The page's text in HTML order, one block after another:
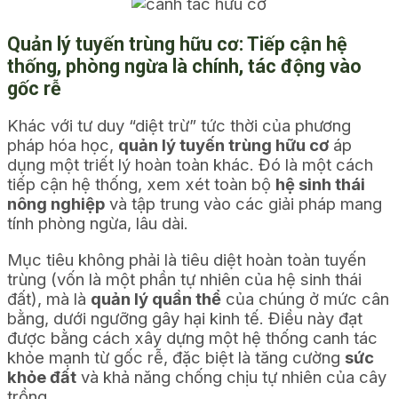
Quản lý tuyến trùng hữu cơ: Tiếp cận hệ
thống, phòng ngừa là chính, tác động vào
gốc rễ
Khác với tư duy “diệt trừ” tức thời của phương
pháp hóa học, quản lý tuyến trùng hữu cơ áp
dụng một triết lý hoàn toàn khác. Đó là một cách
tiếp cận hệ thống, xem xét toàn bộ hệ sinh thái
nông nghiệp và tập trung vào các giải pháp mang
tính phòng ngừa, lâu dài.
Mục tiêu không phải là tiêu diệt hoàn toàn tuyến
trùng (vốn là một phần tự nhiên của hệ sinh thái
đất), mà là quản lý quần thể của chúng ở mức cân
bằng, dưới ngưỡng gây hại kinh tế. Điều này đạt
được bằng cách xây dựng một hệ thống canh tác
khỏe mạnh từ gốc rễ, đặc biệt là tăng cường sức
khỏe đất và khả năng chống chịu tự nhiên của cây